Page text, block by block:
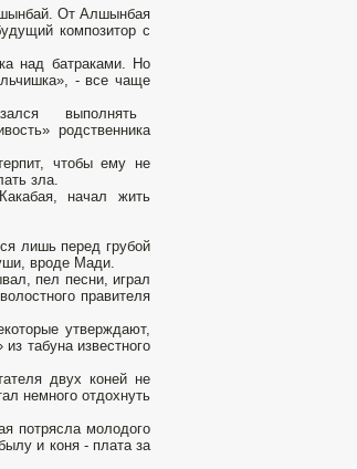
От Алшынбая
композитор с
над батраками. Но
- все чаще
выполнять
родственника
чтобы ему не
зла.
начал жить
лишь перед грубой
вроде Мади.
пел песни, играл
правителя
утверждают,
табуна известного
двух коней не
немного отдохнуть
потрясла молодого
и коня - плата за